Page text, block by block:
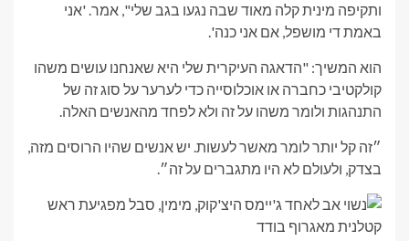
ותקיפה מינית קלה מאוד שבה נגעו בגב שלי", אמר. 'אני
באמת די מושפל, אם אני כנה'.
הוא המשיך: "הדאגה העיקרית שלי היא שאנחנו עושים משהו
קולקטיבי כחברה או אוכלוסייה כדי לערער על סוג זה של
התנהגות ולומר משהו על זה ולא לפחד מהאנשים האלה.
״זה קל יותר לומר מאשר לעשות. יש אנשים שהיו הרוסים מזה,
בצדק, ולעולם לא היו מתגברים על זה״.